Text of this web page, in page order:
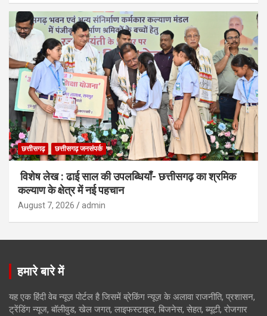
छत्तीसगढ़ छत्तीसगढ़ जनसंपर्क
विशेष लेख : ढाई साल की उपलब्धियाँ- छत्तीसगढ़ का श्रमिक
कल्याण के क्षेत्र में नई पहचान
August 7, 2026 admin
हमारे बारे में
यह एक हिंदी वेब न्यूज़ पोर्टल है जिसमें ब्रेकिंग न्यूज़ के अलावा राजनीति, प्रशासन,
ट्रेंडिंग न्यूज, बॉलीवुड, खेल जगत, लाइफस्टाइल, बिजनेस, सेहत, ब्यूटी, रोजगार